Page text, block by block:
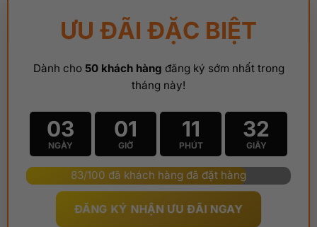
ƯU ĐÃI ĐẶC BIỆT
Dành cho 50 khách hàng đăng ký sớm nhất trong
tháng này!
03
NGÀY
01
GIỜ
11
PHÚT
30
GIÂY
83/100 đã khách hàng đã đặt hàng
ĐĂNG KÝ NHẬN ƯU ĐÃI NGAY